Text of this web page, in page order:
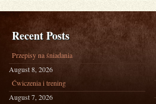
Recent Posts
Przepisy na śniadania
August 8, 2026
Ćwiczenia i trening
August 7, 2026